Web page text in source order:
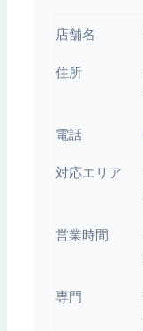
店舗名
住所
電話
対応エリア
営業時間
専門